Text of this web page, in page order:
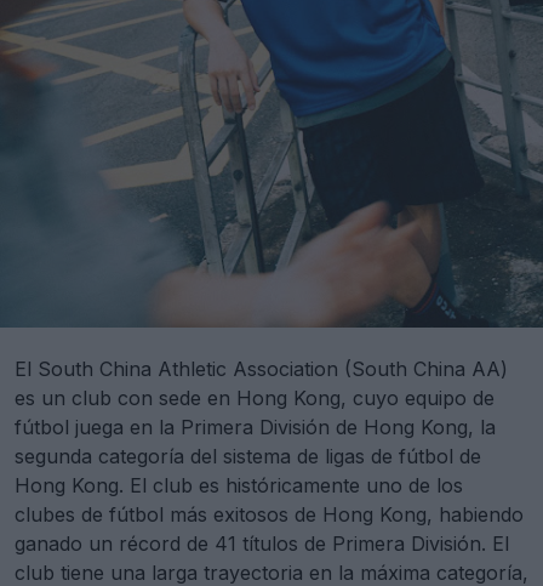
El South China Athletic Association (South China AA)
es un club con sede en Hong Kong, cuyo equipo de
fútbol juega en la Primera División de Hong Kong, la
segunda categoría del sistema de ligas de fútbol de
Hong Kong. El club es históricamente uno de los
clubes de fútbol más exitosos de Hong Kong, habiendo
ganado un récord de 41 títulos de Primera División. El
club tiene una larga trayectoria en la máxima categoría,